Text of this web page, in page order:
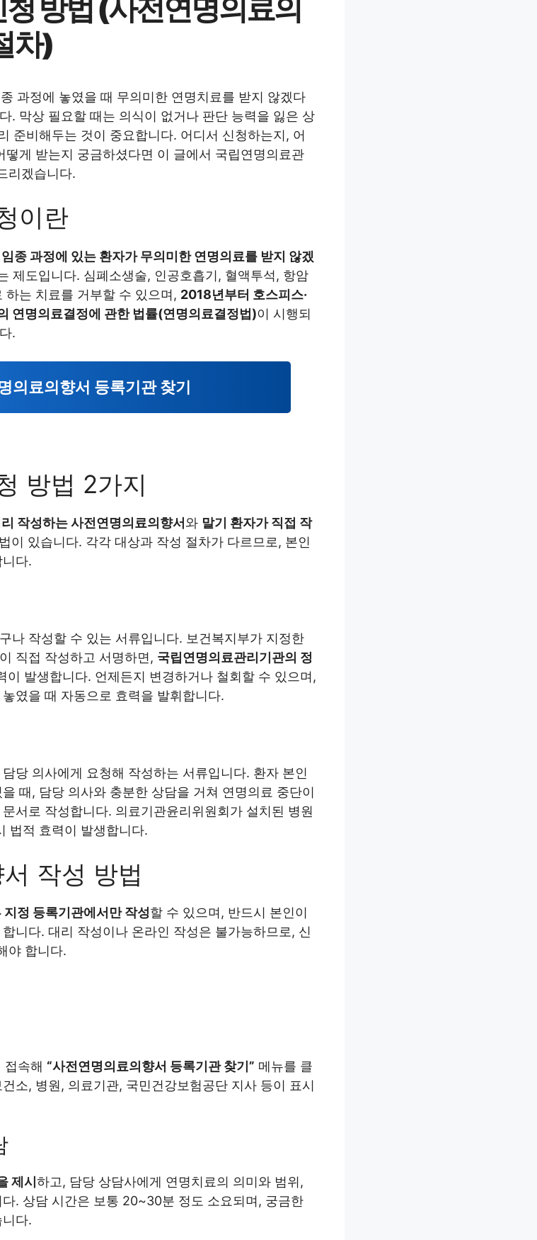
방법 (사전연명의료의
차)
과정에 놓였을 때 무의미한 연명치료를 받지 않겠다
. 막상 필요할 때는 의식이 없거나 판단 능력을 잃은 상
준비해두는 것이 중요합니다. 어디서 신청하는지, 어
게 받는지 궁금하셨다면 이 글에서 국립연명의료관
리겠습니다.
이란
종 과정에 있는 환자가 무의미한 연명의료를 받지 않겠
제도입니다. 심폐소생술, 인공호흡기, 혈액투석, 항암
는 치료를 거부할 수 있으며, 2018년부터 호스피스·
연명의료결정에 관한 법률(연명의료결정법)이 시행되
.
의료의향서 등록기관 찾기
방법 2가지
작성하는 사전연명의료의향서 와 말기 환자가 직접 작
이 있습니다. 각각 대상과 작성 절차가 다르므로, 본인
다.
나 작성할 수 있는 서류입니다. 보건복지부가 지정한
직접 작성하고 서명하면, 국립연명의료관리기관의 정
이 발생합니다. 언제든지 변경하거나 철회할 수 있으며,
였을 때 자동으로 효력을 발휘합니다.
담당 의사에게 요청해 작성하는 서류입니다. 환자 본인
때, 담당 의사와 충분한 상담을 거쳐 연명의료 중단이
서로 작성합니다. 의료기관윤리위원회가 설치된 병원
법적 효력이 발생합니다.
작성 방법
지정 등록기관에서만 작성할 수 있으며, 반드시 본인이
니다. 대리 작성이나 온라인 작성은 불가능하므로, 신
야 합니다.
접속해 “사전연명의료의향서 등록기관 찾기” 메뉴를 클
소, 병원, 의료기관, 국민건강보험공단 지사 등이 표시
제시하고, 담당 상담사에게 연명치료의 의미와 범위,
. 상담 시간은 보통 20~30분 정도 소요되며, 궁금한
다.